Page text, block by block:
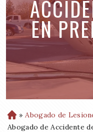
EN
H
o
» Abogado de
Abogado de Accidente